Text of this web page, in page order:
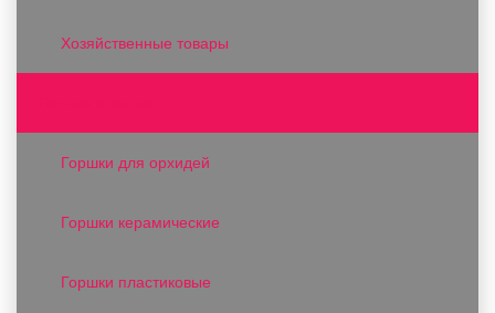
Хозяйственные товары
Горшки для орхидей
Горшки керамические
Горшки пластиковые